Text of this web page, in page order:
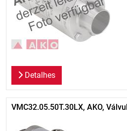
Detalhes
VMC32.05.50T.30LX, AKO,